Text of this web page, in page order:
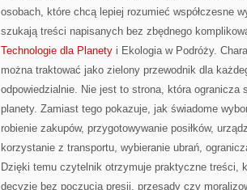
osobach, które chcą lepiej rozumieć współczesne
szukają treści napisanych bez zbędnego
Technologie dla Planety i Ekologia w Podróży.
można traktować jako zielony przewodnik dla
odpowiedzialnie. Nie jest to strona, która ogranicza
planety. Zamiast tego pokazuje, jak świadome
robienie zakupów, przygotowywanie posiłków,
korzystanie z transportu, wybieranie ubrań,
Dzięki temu czytelnik otrzymuje praktyczne treści,
decyzje bez poczucia presji, przesady czy